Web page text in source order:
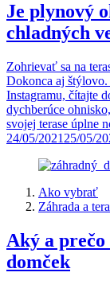
Je plynový
chladných
Zohrievať sa na
Dokonca aj štýlovo.
Instagramu, čítajte
dychberúce
svojej terase úplne
24/05/2021 25/05/
Ako vybrať
Záhrada a
Aký a
domček